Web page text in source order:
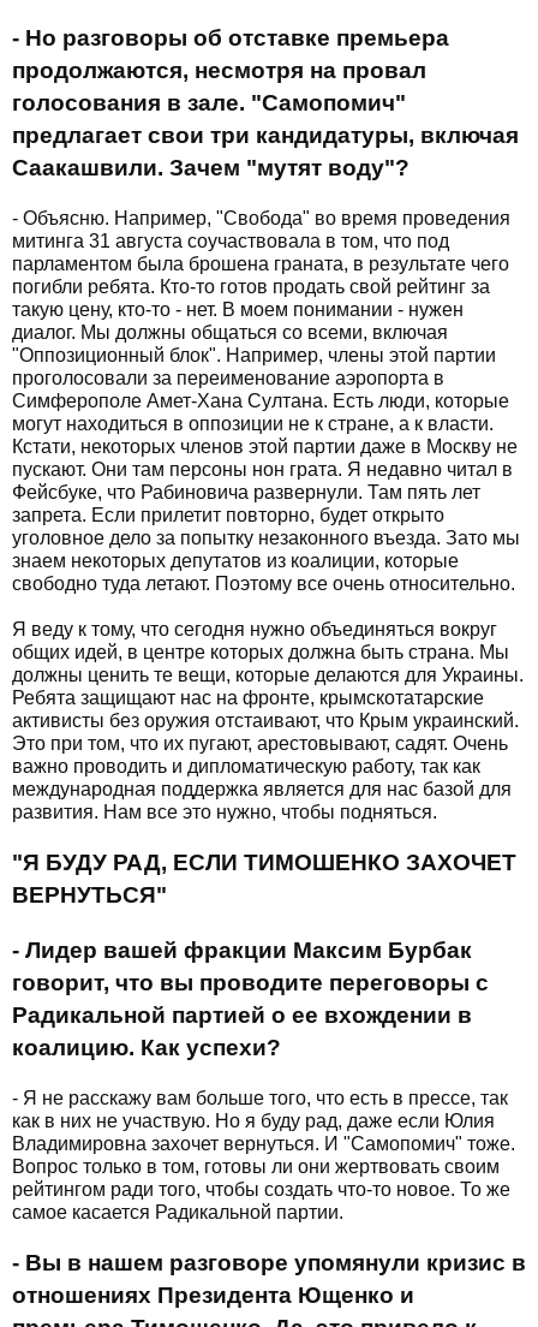
- Но разговоры об отставке премьера
продолжаются, несмотря на провал
голосования в зале. "Самопомич"
предлагает свои три кандидатуры, включая
Саакашвили. Зачем "мутят воду"?
- Объясню. Например, "Свобода" во время проведения
митинга 31 августа соучаствовала в том, что под
парламентом была брошена граната, в результате чего
погибли ребята. Кто-то готов продать свой рейтинг за
такую цену, кто-то - нет. В моем понимании - нужен
диалог. Мы должны общаться со всеми, включая
"Оппозиционный блок". Например, члены этой партии
проголосовали за переименование аэропорта в
Симферополе Амет-Хана Султана. Есть люди, которые
могут находиться в оппозиции не к стране, а к власти.
Кстати, некоторых членов этой партии даже в Москву не
пускают. Они там персоны нон грата. Я недавно читал в
Фейсбуке, что Рабиновича развернули. Там пять лет
запрета. Если прилетит повторно, будет открыто
уголовное дело за попытку незаконного въезда. Зато мы
знаем некоторых депутатов из коалиции, которые
свободно туда летают. Поэтому все очень относительно.
Я веду к тому, что сегодня нужно объединяться вокруг
общих идей, в центре которых должна быть страна. Мы
должны ценить те вещи, которые делаются для Украины.
Ребята защищают нас на фронте, крымскотатарские
активисты без оружия отстаивают, что Крым украинский.
Это при том, что их пугают, арестовывают, садят. Очень
важно проводить и дипломатическую работу, так как
международная поддержка является для нас базой для
развития. Нам все это нужно, чтобы подняться.
"Я БУДУ РАД, ЕСЛИ ТИМОШЕНКО ЗАХОЧЕТ
ВЕРНУТЬСЯ"
- Лидер вашей фракции Максим Бурбак
говорит, что вы проводите переговоры с
Радикальной партией о ее вхождении в
коалицию. Как успехи?
- Я не расскажу вам больше того, что есть в прессе, так
как в них не участвую. Но я буду рад, даже если Юлия
Владимировна захочет вернуться. И "Самопомич" тоже.
Вопрос только в том, готовы ли они жертвовать своим
рейтингом ради того, чтобы создать что-то новое. То же
самое касается Радикальной партии.
- Вы в нашем разговоре упомянули кризис в
отношениях Президента Ющенко и